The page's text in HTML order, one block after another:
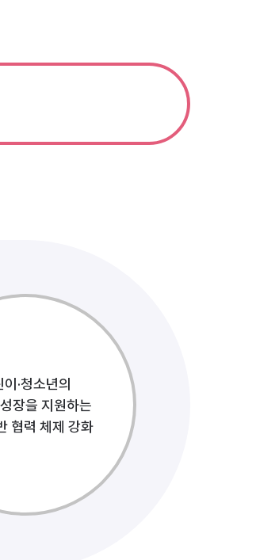
이·청소년의
장을 지원하는
협력 체제 강화